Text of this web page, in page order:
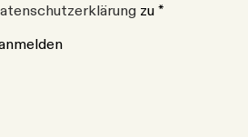
zu *